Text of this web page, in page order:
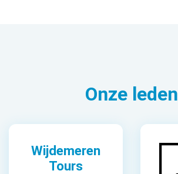
Onze leden
Wijdemeren
Tours